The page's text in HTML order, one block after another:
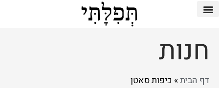
חנות
דף הבית» כיפות סאטן